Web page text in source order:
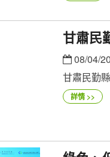
甘肅民
08/04/
甘肅民勤
詳情 >>